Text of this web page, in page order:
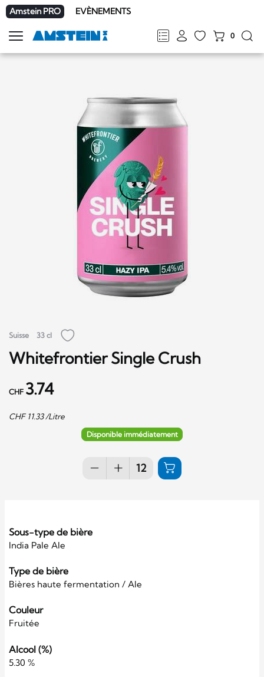
Amstein PRO EVÈNEMENTS
FRDEENIT
0
Afficher
la
Suisse 33 cl
Whitefrontier Single Crush
CHF 3.74
CHF 11.33/Litre
Disponible immédiatement
Sous-type de bière
India Pale Ale
Type de bière
Bières haute fermentation / Ale
Couleur
Fruitée
Alcool (%)
5.30 %